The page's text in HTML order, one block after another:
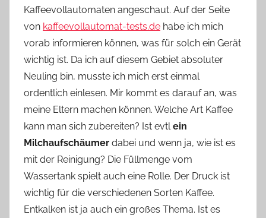
n
e
Kaffeevollautomaten angeschaut. Auf der Seite
von kaffeevollautomat-tests.de habe ich mich
vorab informieren können, was für solch ein Gerät
wichtig ist. Da ich auf diesem Gebiet absoluter
Neuling bin, musste ich mich erst einmal
ordentlich einlesen. Mir kommt es darauf an, was
meine Eltern machen können. Welche Art Kaffee
kann man sich zubereiten? Ist evtl ein
Milchaufschäumer dabei und wenn ja, wie ist es
mit der Reinigung? Die Füllmenge vom
Wassertank spielt auch eine Rolle. Der Druck ist
wichtig für die verschiedenen Sorten Kaffee.
Entkalken ist ja auch ein großes Thema. Ist es